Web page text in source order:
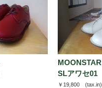
MOONSTAR
SLアワセ01
￥19,800 (tax.in)